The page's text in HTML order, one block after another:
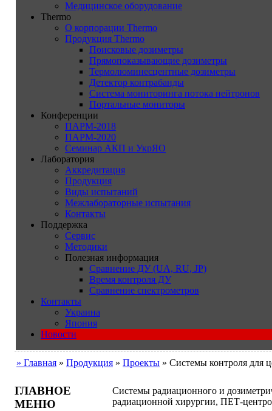
Медицинское оборудование
Thermo
О корпорации Thermo
Продукция Thermo
Поисковые дозиметры
Прямопоказывающие дозиметры
Термолюминесцентные дозиметры
Детектор контрабанды
Система мониторинга потока нейтронов
Портальные мониторы
Конференции
ПАРМ-2018
ПАРМ-2020
Семинар АКП и УкрЯО
Лаборатория
Аккредитация
Продукция
Виды испытаний
Межлабораторные испытания
Контакты
Поддержка
Сервис
Методики
Полезная информация
Сравнение ДУ (UA, RU, JP)
Время контроля ДУ
Сравнение спектрометров
Контакты
Украина
Япония
Новости
» Главная » Продукция » Проeкты » Системы контроля для
ГЛАВНОЕ
МЕНЮ
Системы радиационного и
радиационной хирургии, ПЕТ-